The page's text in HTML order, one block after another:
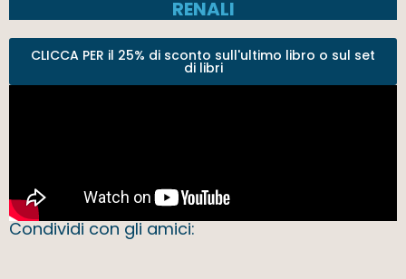
RENALI
CLICCA PER il 25% di sconto sull'ultimo libro o sul set
di libri
Condividi con gli amici: